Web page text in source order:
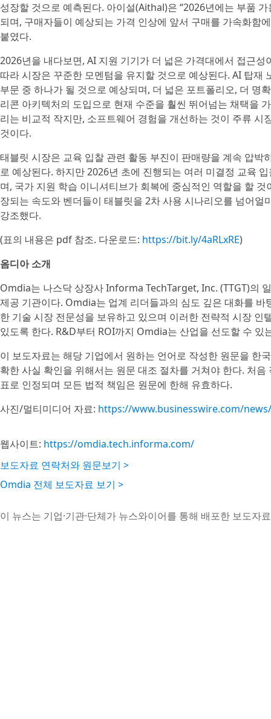
성장할 것으로 예측된다. 아이설(Aithal)은 “2026년에는 부품
되며, 구매자들이 예상되는 가격 인상에 앞서 구매를 가속화함
붙였다.
2026년을 내다보면, AI 지원 기기가 더 넓은 가격대에서 접근
따라 시장은 꾸준한 모멘텀을 유지할 것으로 예상된다. AI 탑재
부문 중 하나가 될 것으로 예상되며, 더 넓은 포트폴리오, 더 명
리콘 아키텍처의 도입으로 현재 수준을 훨씬 뛰어넘는 채택을
리는 비교적 작지만, 소프트웨어 경험을 개선하는 것이 주류 시
것이다.
태블릿 시장은 교육 입찰 관련 활동 부진이 판매량을 계속 압박
로 예상된다. 하지만 2026년 초에 진행되는 여러 미결정 교육
며, 국가 지원 학습 이니셔티브가 회복에 중심적인 역할을 할
장되는 속도와 벤더들이 태블릿을 2차 사용 시나리오를 넘어얼
강조했다.
(표의 내용은 pdf 참조. 다운로드: https://bit.ly/4aRLxRE)
옴디아 소개
Omdia는 나스닥 상장사 Informa TechTarget, Inc. (TTGT)의
제공 기관이다. Omdia는 업계 리더들과의 심도 깊은 대화를
한 기술 시장 전문성을 보유하고 있으며 이러한 전략적 시장 인
있도록 한다. R&D부터 ROI까지 Omdia는 산업을 선도할 수 있
이 보도자료는 해당 기업에서 원하는 언어로 작성한 원문을 한
확한 사실 확인을 위해서는 원문 대조 절차를 거쳐야 한다. 처
표로 인정되며 모든 법적 책임은 원문에 한해 유효하다.
사진/멀티미디어 자료: https://www.businesswire.com/
웹사이트: https://omdia.tech.informa.com/
보도자료 연락처와 원문보기 >
Omdia 전체 보도자료 보기 >
이 뉴스는 기업·기관·단체가 뉴스와이어를 통해 배포한 보도자